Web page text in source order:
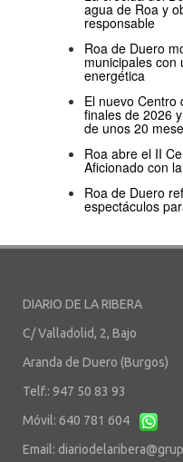
agua de Roa y
responsable
Roa de Duero
municipales con
energética
El nuevo Centro
finales de 2026
de unos 20
Roa abre el II
Aficionado con
Roa de Duero
espectáculos
DIARIO DE LA RIBERA
C/ Valladolid, 2, Bajo
Aranda de Duero (Burgos)
Telf.: 947 50 83 93
Móvil: 640 781 604
Email: